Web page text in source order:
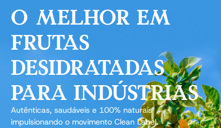
O MELHOR EM
FRUTAS
DESIDRATADAS
PARA INDÚSTRIAS
Autênticas, saudáveis e 100% naturais
impulsionando o movimento Clean Label.